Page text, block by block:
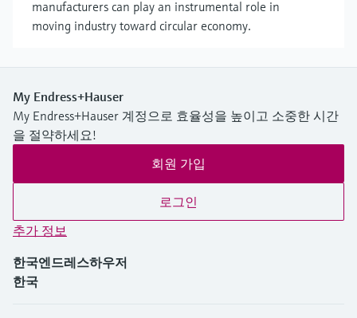
manufacturers can play an instrumental role in
moving industry toward circular economy.
My Endress+Hauser
My Endress+Hauser 계정으로 효율성을 높이고 소중한 시간
을 절약하세요!
회원 가입
로그인
추가 정보
한국엔드레스하우저
한국